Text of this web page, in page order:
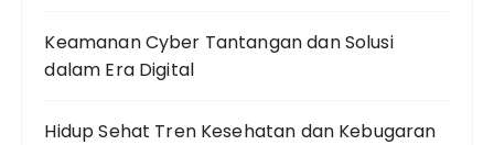
Keamanan Cyber Tantangan dan Solusi
dalam Era Digital
Hidup Sehat Tren Kesehatan dan Kebugaran